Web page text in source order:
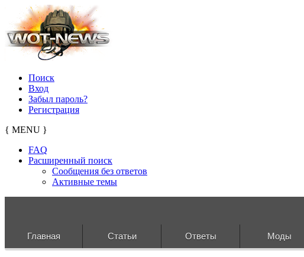
Поиск
Вход
Забыл пароль?
Регистрация
{ MENU }
FAQ
Расширенный поиск
Сообщения без ответов
Активные темы
Главная Статьи Ответы Моды